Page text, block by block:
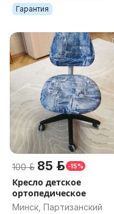
Гарантия
100 р. 85 р. -15%
Кресло детское
ортопедическое
Минск, Партизанский